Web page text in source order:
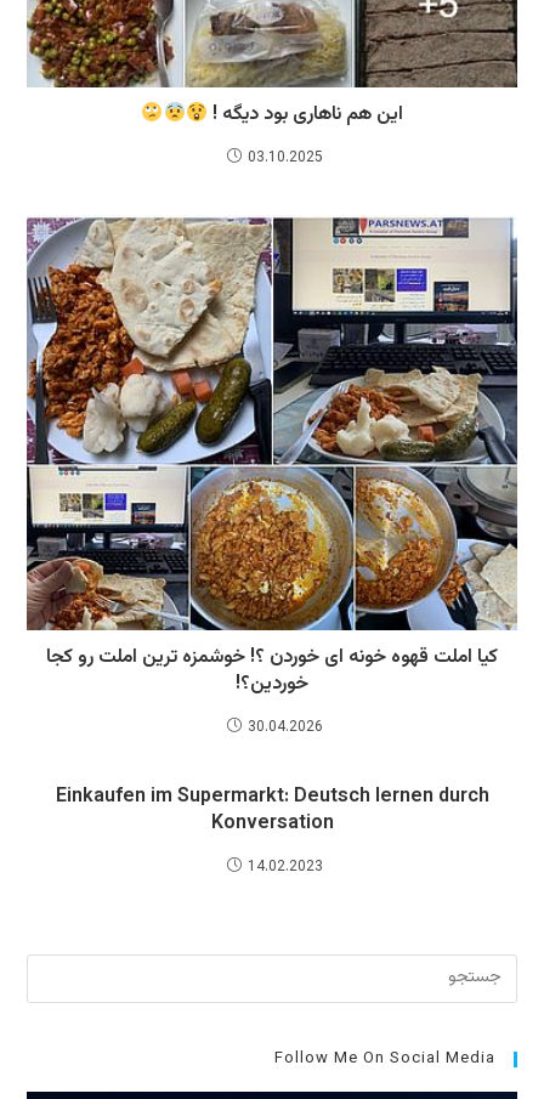
این هم ناهاری بود دیگه !
03.10.2025
کیا املت قهوه خونه ای خوردن ؟! خوشمزه ترین املت رو کجا
خوردین؟!
30.04.2026
Einkaufen im Supermarkt: Deutsch lernen durch
Konversation
14.02.2023
کلید
Follow Me On Social Media